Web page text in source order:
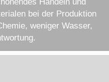
bei der Produktion
weniger Wasser,